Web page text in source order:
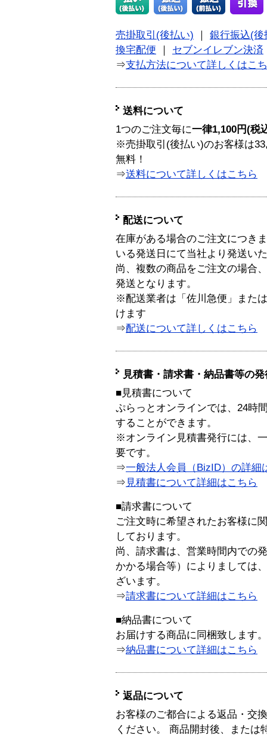
売掛取引(後払い)
銀行振込(後
換宅配便
セブンイレブン決済
⇒支払方法について詳しくはこ
送料について
1つのご注文毎に一律1,100円(税
※売掛取引(後払い)のお客様は
無料！
⇒送料について詳しくはこちら
配送について
在庫がある場合のご注文につき
いる発送日にて当社より発送い
尚、複数の商品をご注文の場合
発送となります。
※配送業者は「佐川急便」また
けます
⇒配送について詳しくはこちら
見積書・請求書・納品書等の
■見積書について
ぷらっとオンラインでは、24時
することができます。
※オンライン見積書発行には、
要です。
⇒一般法人会員（BizID）の詳細
⇒ 見積書について詳細はこちら
■請求書について
ご注文時に希望されたお客様に
しております。
尚、請求書は、営業時間内での
かかる場合等）によりましては
ざいます。
⇒請求書について詳細はこちら
■納品書について
お届けする商品に同梱致します。
⇒納品書について詳細はこちら
返品について
お客様のご都合による返品・交
ください。 商品開封後、または